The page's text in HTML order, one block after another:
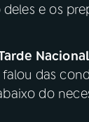
e os
Nacional
das
do